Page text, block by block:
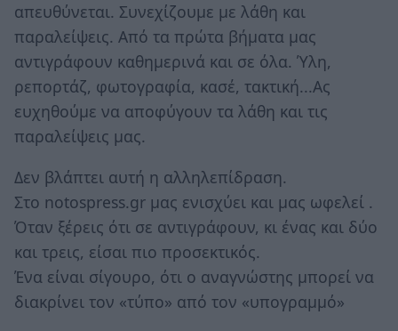
απευθύνεται. Συνεχίζουμε με λάθη και
παραλείψεις. Από τα πρώτα βήματα μας
αντιγράφουν καθημερινά και σε όλα. Ύλη,
ρεπορτάζ, φωτογραφία, κασέ, τακτική...Ας
ευχηθούμε να αποφύγουν τα λάθη και τις
παραλείψεις μας.
Δεν βλάπτει αυτή η αλληλεπίδραση.
Στο notospress.gr μας ενισχύει και μας ωφελεί .
Όταν ξέρεις ότι σε αντιγράφουν, κι ένας και δύο
και τρεις, είσαι πιο προσεκτικός.
Ένα είναι σίγουρο, ότι ο αναγνώστης μπορεί να
διακρίνει τον «τύπο» από τον «υπογραμμό»